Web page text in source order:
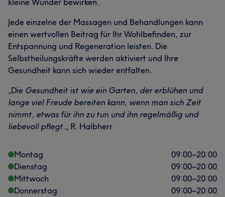
kleine Wunder bewirken.
Jede einzelne der Massagen und Behandlungen kann
einen wertvollen Beitrag für Ihr Wohlbefinden, zur
Entspannung und Regeneration leisten. Die
Selbstheilungskräfte werden aktiviert und Ihre
Gesundheit kann sich wieder entfalten.
„Die Gesundheit ist wie ein Garten, der erblühen und
lange viel Freude bereiten kann, wenn man sich Zeit
nimmt, etwas für ihn zu tun und ihn regelmäßig und
liebevoll pflegt.„ R. Halbherr
Montag 09:00–20:00
Dienstag
09:00–20:00
Mittwoch
09:00–20:00
Donnerstag
09:00–20:00